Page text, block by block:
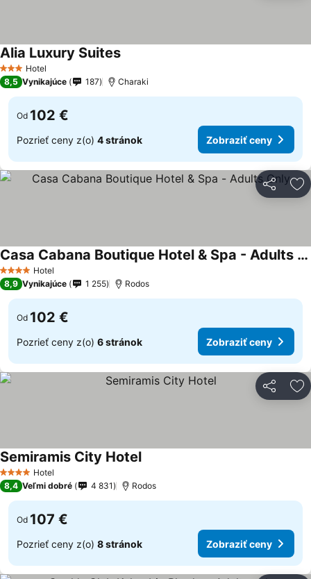
3 Počet hviezdičiek
Hotel
Alia Luxury Suites
8,5 Vynikajúce 187 Charaki
Od 102 €
Pozrieť ceny z(o) 4 stránok Zobraziť ceny
Zdieľať
4 Počet hviezdičiek
Hotel
Casa Cabana Boutique Hotel & Spa - Adults Only
8,9 Vynikajúce 1 255 Rodos
Od 102 €
Pozrieť ceny z(o) 6 stránok Zobraziť ceny
Zdieľať
4 Počet hviezdičiek
Hotel
Semiramis City Hotel
8,4 Veľmi dobré 4 831 Rodos
Od 107 €
Pozrieť ceny z(o) 8 stránok Zobraziť ceny